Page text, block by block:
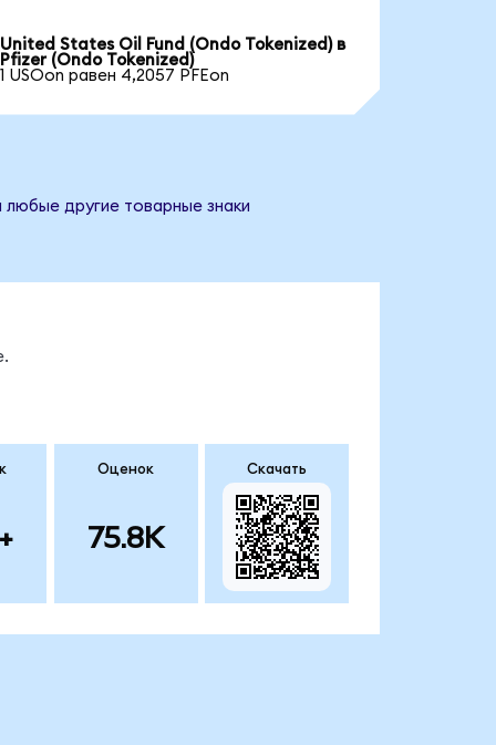
United States Oil Fund (Ondo Tokenized) в
Pfizer (Ondo Tokenized)
1 USOon равен 4,2057 PFEon
другие товарные знаки
Оценок
75.8K
Скачать